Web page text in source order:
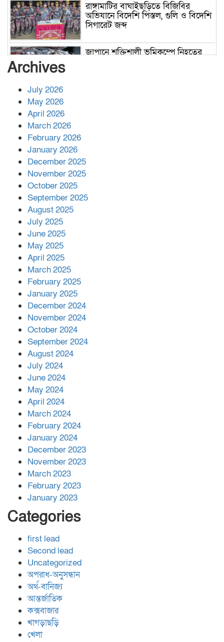
রাঙ্গামাটির বাঘাইছড়িতে বিজিবির
অভিযানে বিদেশি পিস্তল, গুলি ও বিদেশি
সিগারেট জব্দ
জাপানে শক্তিশালী ভূমিকম্পে নিহতের
পর ফোন তারেক রহমানের,গ্যাস সঙ্কট
সহায়তা দিলেন সাচিং প্রু জেরী
Archives
July 2026
May 2026
April 2026
March 2026
February 2026
January 2026
December 2025
November 2025
October 2025
September 2025
August 2025
July 2025
June 2025
May 2025
April 2025
March 2025
February 2025
January 2025
December 2024
November 2024
October 2024
September 2024
August 2024
July 2024
June 2024
May 2024
April 2024
March 2024
February 2024
January 2024
December 2023
November 2023
March 2023
February 2023
January 2023
Categories
first lead
Second lead
Uncategorized
অপরাধ-অনুসন্ধান
অর্থ-বানিজ্য
আন্তর্জাতিক
কক্সবাজার
খাগড়াছড়ি
খেলা